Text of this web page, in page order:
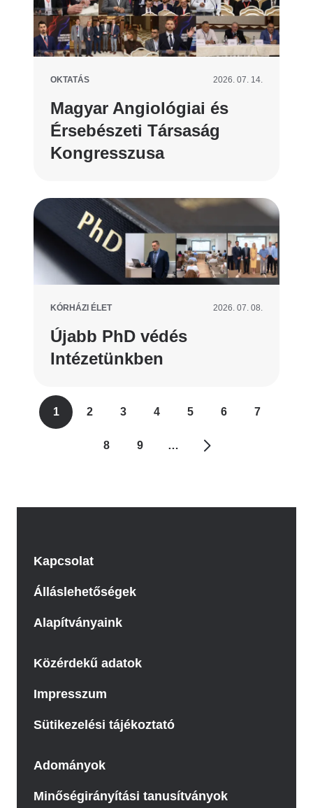
OKTATÁS 2026. 07. 14.
Magyar Angiológiai és
Érsebészeti Társaság
Kongresszusa
KÓRHÁZI ÉLET 2026. 07. 08.
Újabb PhD védés
Intézetünkben
Oldalszámozás
Jelenlegi
1
Oldal
2
Oldal
3
Oldal
4
Oldal
5
Oldal
6
Oldal
7
Oldal
8
Oldal
9 …
Kapcsolat
Álláslehetőségek
Alapítványaink
Közérdekű adatok
Impresszum
Sütikezelési tájékoztató
Adományok
Minőségirányítási tanusítványok